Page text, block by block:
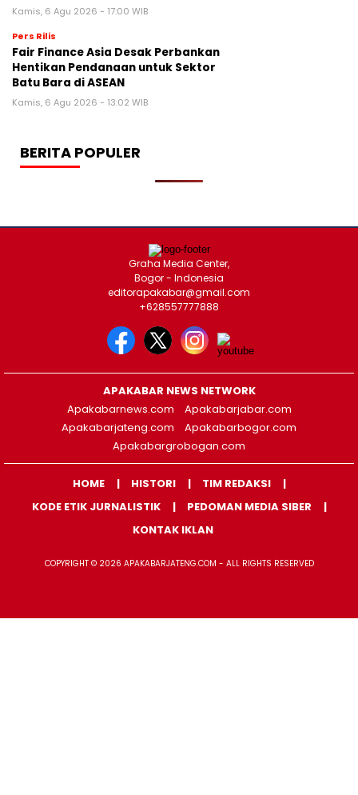
Kamis, 6 Agu 2026 - 17:00 WIB
Pers Rilis
Fair Finance Asia Desak Perbankan
Hentikan Pendanaan untuk Sektor
Batu Bara di ASEAN
Kamis, 6 Agu 2026 - 13:02 WIB
BERITA POPULER
Graha Media Center,
Bogor - Indonesia
editorapakabar@gmail.com
+628557777888
APAKABAR NEWS NETWORK
Apakabarnews.com
Apakabarjabar.com
Apakabarjateng.com
Apakabarbogor.com
Apakabargrobogan.com
HOME HISTORI
TIM REDAKSI
KODE ETIK JURNALISTIK
PEDOMAN MEDIA SIBER
KONTAK IKLAN
COPYRIGHT © 2026 APAKABARJATENG.COM - ALL RIGHTS RESERVED